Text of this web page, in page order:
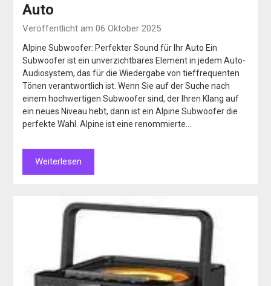
Auto
Veröffentlicht am 06 Oktober 2025
Alpine Subwoofer: Perfekter Sound für Ihr Auto Ein
Subwoofer ist ein unverzichtbares Element in jedem Auto-
Audiosystem, das für die Wiedergabe von tieffrequenten
Tönen verantwortlich ist. Wenn Sie auf der Suche nach
einem hochwertigen Subwoofer sind, der Ihren Klang auf
ein neues Niveau hebt, dann ist ein Alpine Subwoofer die
perfekte Wahl. Alpine ist eine renommierte…
Weiterlesen